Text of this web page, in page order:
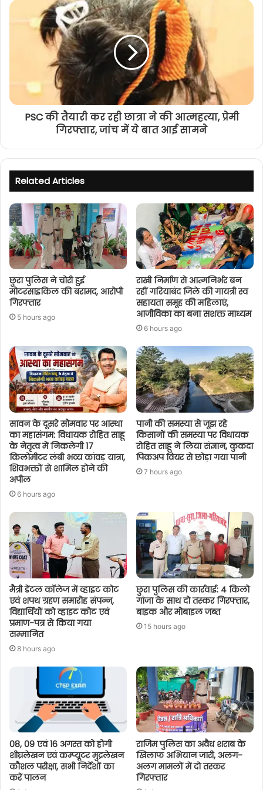
PSC की तैयारी कर रही छात्रा ने की आत्महत्या, प्रेमी
गिरफ्तार, जांच में ये बात आई सामने
Related Articles
छुरा पुलिस ने चोरी हुई
मोटरसाइकिल की बरामद, आरोपी
गिरफ्तार
5 hours ago
राखी निर्माण से आत्मनिर्भर बन
रहीं गरियाबंद जिले की गायत्री स्व
सहायता समूह की महिलाएं,
आजीविका का बना सशक्त माध्यम
6 hours ago
सावन के दूसरे सोमवार पर आस्था
का महासंगम: विधायक रोहित साहू
के नेतृत्व में निकलेगी 17
किलोमीटर लंबी भव्य कांवड़ यात्रा,
शिवभक्तों से शामिल होने की
अपील
6 hours ago
पानी की समस्या से जूझ रहे
किसानों की समस्या पर विधायक
रोहित साहू ने लिया संज्ञान, कुकदा
पिकअप वियर से छोड़ा गया पानी
7 hours ago
मैत्री डेंटल कॉलेज में व्हाइट कोट
एवं शपथ ग्रहण समारोह संपन्न,
विद्यार्थियों को व्हाइट कोट एवं
प्रमाण-पत्र से किया गया
सम्मानित
8 hours ago
छुरा पुलिस की कार्रवाई: 4 किलो
गांजा के साथ दो तस्कर गिरफ्तार,
बाइक और मोबाइल जब्त
15 hours ago
08, 09 एवं 16 अगस्त को होगी
शीघ्रलेखन एवं कम्प्यूटर मुद्रलेखन
कौशल परीक्षा, सभी निर्देशों का
करें पालन
राजिम पुलिस का अवैध शराब के
खिलाफ अभियान जारी, अलग-
अलग मामलों में दो तस्कर
गिरफ्तार